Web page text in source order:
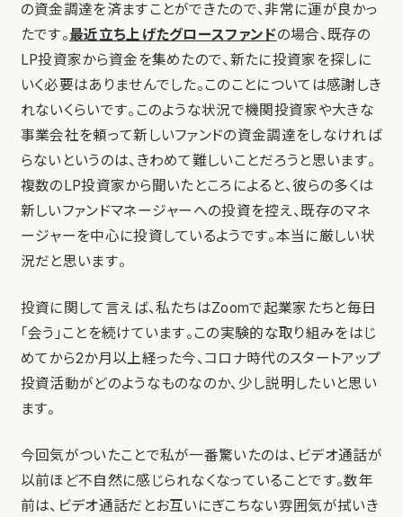
の資金調達を済ますことができたので、非常に運が良かっ
たです。最近立ち上げたグロースファンドの場合、既存の
LP投資家から資金を集めたので、新たに投資家を探しに
いく必要はありませんでした。このことについては感謝しき
れないくらいです。このような状況で機関投資家や大きな
事業会社を頼って新しいファンドの資金調達をしなければ
らないというのは、きわめて難しいことだろうと思います。
複数のLP投資家から聞いたところによると、彼らの多くは
新しいファンドマネージャーへの投資を控え、既存のマネ
ージャーを中心に投資しているようです。本当に厳しい状
況だと思います。
投資に関して言えば、私たちはZoomで起業家たちと毎日
「会う」ことを続けています。この実験的な取り組みをはじ
めてから2か月以上経った今、コロナ時代のスタートアップ
投資活動がどのようなものなのか、少し説明したいと思い
ます。
今回気がついたことで私が一番驚いたのは、ビデオ通話が
以前ほど不自然に感じられなくなっていることです。数年
前は、ビデオ通話だとお互いにぎこちない雰囲気が拭いき